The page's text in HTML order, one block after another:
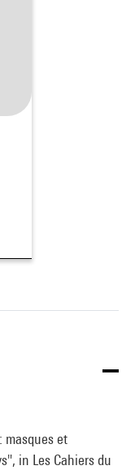
masques et
in Les Cahiers du